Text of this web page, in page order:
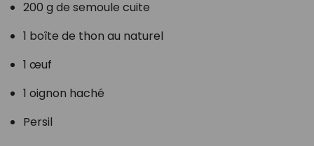
200 g de semoule cuite
1 boîte de thon au naturel
1 œuf
1 oignon haché
Persil